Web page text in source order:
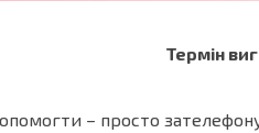
Термін
– просто